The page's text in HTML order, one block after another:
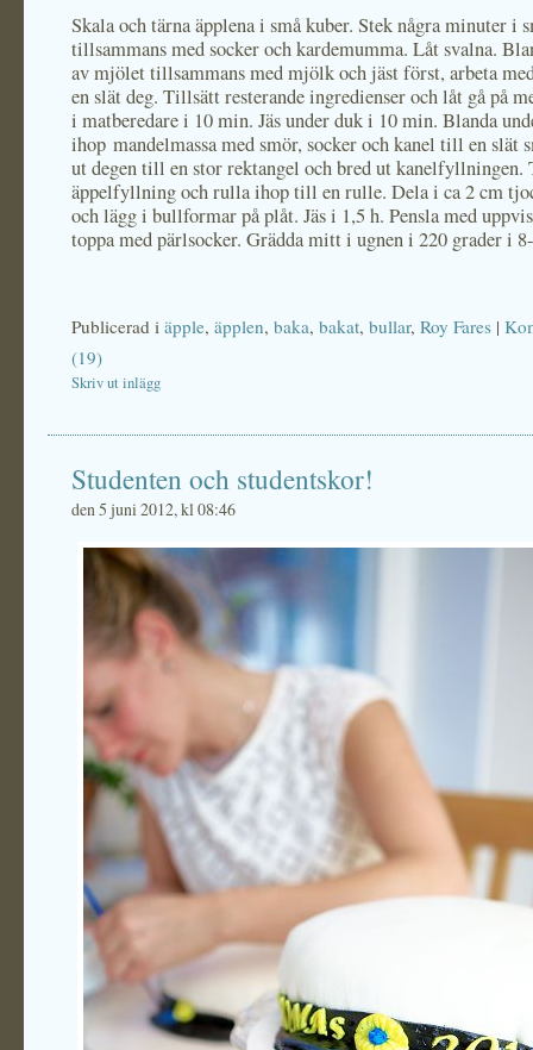
Skala och tärna äpplena i små kuber. Stek några minuter i
tillsammans med socker och kardemumma. Låt svalna.
av mjölet tillsammans med mjölk och jäst först, arbeta
en slät deg. Tillsätt resterande ingredienser och låt gå på
i matberedare i 10 min. Jäs under duk i 10 min. Blanda
ihop mandelmassa med smör, socker och kanel till en slät
ut degen till en stor rektangel och bred ut kanelfyllningen.
äppelfyllning och rulla ihop till en rulle. Dela i ca 2 cm
och lägg i bullformar på plåt. Jäs i 1,5 h. Pensla med
toppa med pärlsocker. Grädda mitt i ugnen i 220 grader i
Publicerad i äpple, äpplen, baka, bakat, bullar, Roy Fares |
(19)
Skriv ut inlägg
Studenten och studentskor!
den 5 juni 2012, kl 08:46